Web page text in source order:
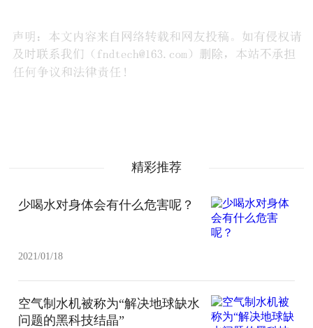
精彩推荐
少喝水对身体会有什么危害呢？
2021/01/18
空气制水机被称为“解决地球缺水
问题的黑科技结晶”